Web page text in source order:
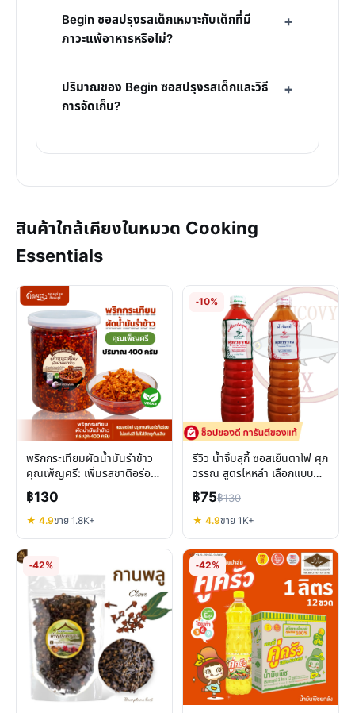
Begin ซอสปรุงรสเด็กเหมาะกับเด็กที่มี
ภาวะแพ้อาหารหรือไม่?
ปริมาณของ Begin ซอสปรุงรสเด็กและวิธี
การจัดเก็บ?
สินค้าใกล้เคียงในหมวด Cooking
Essentials
พริกกระเทียมผัดน้ำมันรำข้าว
คุณเพ็ญศรี: เพิ่มรสชาติอร่อย
สุขภาพดี มังสวิรัติทานได้
฿130
★ 4.9ขาย 1.8K+
-10%
รีวิว น้ำจิ้มสุกี้ ซอสเย็นตาโฟ ศุภ
วรรณ สูตรไหหลำ เลือกแบบ
ไหนดี
฿75฿130
★ 4.9ขาย 1K+
-42% -42%